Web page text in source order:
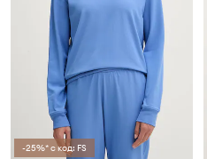
-25%* с код: FS